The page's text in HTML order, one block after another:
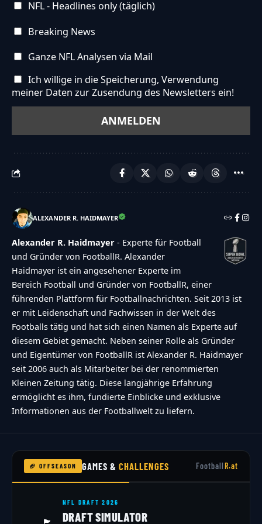
zu viele
{"captcha":{"accessibility-alt":"Sound
icon","accessibility-title":"Accessibility option:
[STRONG]answer[\/STRONG] to what you hear.
Numbers or words:","explanation":"Click or
touch the
[STRONG]ANSWER[\/STRONG]","refresh-
alt":"Refresh\/reload icon","refresh-
title":"Refresh\/reload: get new images and
accessibility option!"},"buttons":
{"anonymous":"Anonym
in with Facebook","google":"Sign in with
Google"},"voting":{"poll-ended":"Die Zeit zum
Abstimmen ist bei dieser Umfrage
abgelaufen","poll-not-started":"Diese Umfrage
akzeptiert noch keine Stimmen","already-voted-
answers-selected":"Keine Antwort
ausgew\u00e4hlt","min-answers-
{min_answers_allowed} Auswahl(en)
NFL - Headlines only (täglich)
Breaking News
Ganze NFL Analysen via Mail
Ich willige in die Speicherung, Verwendung
meiner Daten zur Zusendung des Newsletters ein!
ALEXANDER R. HAIDMAYER
Alexander R. Haidmayer - Experte für Football
und Gründer von FootballR. Alexander
Haidmayer ist ein angesehener Experte im
Bereich Football und Gründer von FootballR, einer
führenden Plattform für Footballnachrichten. Seit 2013 ist
er mit Leidenschaft und Fachwissen in der Welt des
Footballs tätig und hat sich einen Namen als Experte auf
diesem Gebiet gemacht. Neben seiner Rolle als Gründer
und Eigentümer von FootballR ist Alexander R. Haidmayer
seit 2006 auch als Mitarbeiter bei der renommierten
Kleinen Zeitung tätig. Diese langjährige Erfahrung
ermöglicht es ihm, fundierte Einblicke und exklusive
Informationen aus der Footballwelt zu liefern.
🏈 OFFSEASON GAMES &CHALLENGES FootballR.at
NFL DRAFT 2026
DRAFT SIMULATOR